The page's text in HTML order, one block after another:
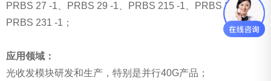
PRBS 27 -1、PRBS 29 -1、PRBS 215 -1、PRBS 223 -1、
PRBS 231 -1；
应用领域：
光收发模块研发和生产，特别是并行40G产品；